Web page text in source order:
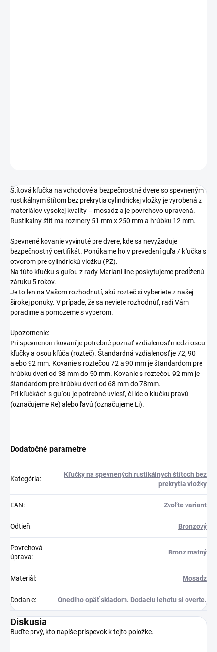
Štítová kľučka na vchodové a bezpečnostné dvere so spevneným
rustikálnym štítom bez prekrytia cylindrickej vložky je vyrobená z
materiálov vysokej kvality – mosadz a je povrchovo upravená.
Rustikálny štít má rozmery 51 mm x 250 mm a hrúbku 12 mm.
Spevnené kovanie vyvinuté pre dvere, kde sa nevyžaduje
bezpečnostný certifikát. Ponúkame ho v prevedení guľa / kľučka s
otvorom pre cylindrickú vložku (PZ).
Na túto kľučku s guľou z rady Mariani line poskytujeme predĺženú
záruku 5 rokov.
Je to len na Vašom rozhodnutí, akú rozteč si vyberiete z našej
širokej ponuky. V prípade, že sa neviete rozhodnúť, radi Vám
poradíme a pomôžeme s výberom.
Upozornenie:
Pri spevnenom kovaní je potrebné poznať vzdialenosť medzi osou
kľučky a osou kľúča (rozteč). Štandardná vzdialenosť je 72, 90
alebo 92 mm. Kovanie s roztečou 72 a 90 mm je štandardom pre
hrúbku dverí od 38 mm do 50 mm. Kovanie s roztečou 92 mm je
štandardom pre hrúbku dverí od 68 mm do 78mm.
Pri kľučkách s guľou je potrebné uviesť, či ide o kľučku pravú
(označujeme Re) alebo ľavú (označujeme Li).
Dodatočné parametre
Kategória:
Kľučky na spevnených rustikálnych štítoch bez
prekrytia vložky
EAN: Zvoľte variant
Odtieň: Bronzový
Povrchová
úprava:
Bronz matný
Materiál : Mosadz
Dodanie: Onedlho opäť skladom. Dodaciu lehotu si overte.
Diskusia
Buďte prvý, kto napíše príspevok k tejto položke.